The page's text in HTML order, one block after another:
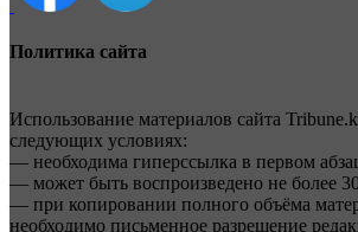
Политика сайта
Использование материалов сайта
следующих условиях:
— необходима гиперссылка в первом
— может быть воспроизведено не более
— при копировании полного объёма
необходимо письменное разрешение